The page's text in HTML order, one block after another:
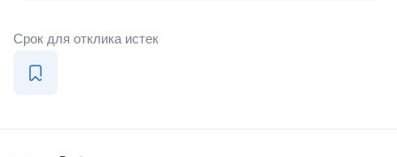
Срок для отклика истек